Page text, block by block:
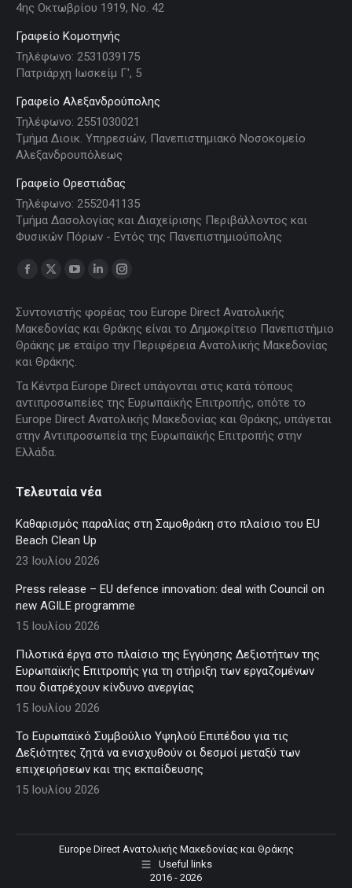
4ης Οκτωβρίου 1919, Νο. 42
Γραφείο Κομοτηνής
Τηλέφωνο: 2531039175
Πατριάρχη Ιωσκείμ Γ', 5
Γραφείο Αλεξανδρούπολης
Τηλέφωνο: 2551030021
Τμήμα Διοικ. Υπηρεσιών, Πανεπιστημιακό Νοσοκομείο
Αλεξανδρουπόλεως
Γραφείο Ορεστιάδας
Τηλέφωνο: 2552041135
Τμήμα Δασολογίας και Διαχείρισης Περιβάλλοντος και
Φυσικών Πόρων - Εντός της Πανεπιστημιούπολης
Find us on:
Facebook
opens
in
new
window
X
opens
new
window
YouTube
opens
in
new
window
Linkedin
opens
window
Instagram
opens
window
Συντονιστής φορέας του Europe Direct Ανατολικής
Μακεδονίας και Θράκης είναι το Δημοκρίτειο Πανεπιστήμιο
Θράκης με εταίρο την Περιφέρεια Ανατολικής Μακεδονίας
και Θράκης.
Τα Κέντρα Europe Direct υπάγονται στις κατά τόπους
αντιπροσωπείες της Ευρωπαϊκής Επιτροπής, οπότε το
Europe Direct Ανατολικής Μακεδονίας και Θράκης, υπάγεται
στην Αντιπροσωπεία της Ευρωπαϊκής Επιτροπής στην
Ελλάδα.
Τελευταία νέα
Καθαρισμός παραλίας στη Σαμοθράκη στο πλαίσιο του EU
Beach Clean Up
23 Ιουλίου 2026
Press release – EU defence innovation: deal with Council on
new AGILE programme
15 Ιουλίου 2026
Πιλοτικά έργα στο πλαίσιο της Εγγύησης Δεξιοτήτων της
Ευρωπαϊκής Επιτροπής για τη στήριξη των εργαζομένων
που διατρέχουν κίνδυνο ανεργίας
15 Ιουλίου 2026
Το Ευρωπαϊκό Συμβούλιο Υψηλού Επιπέδου για τις
Δεξιότητες ζητά να ενισχυθούν οι δεσμοί μεταξύ των
επιχειρήσεων και της εκπαίδευσης
15 Ιουλίου 2026
Europe Direct Ανατολικής Μακεδονίας και Θράκης
Useful links
2016 - 2026